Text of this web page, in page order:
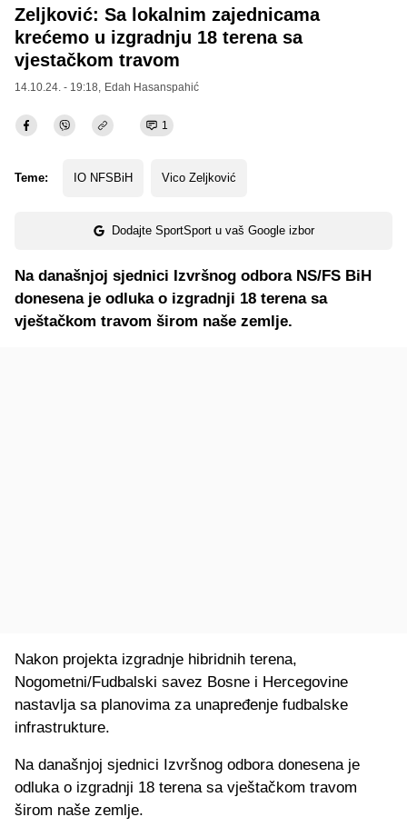
Zeljković: Sa lokalnim zajednicama
krećemo u izgradnju 18 terena sa
vjestačkom travom
14.10.24. - 19:18, Edah Hasanspahić
1
Teme: IO NFSBiH Vico Zeljković
Dodajte SportSport u vaš Google izbor
Na današnjoj sjednici Izvršnog odbora NS/FS BiH
donesena je odluka o izgradnji 18 terena sa
vještačkom travom širom naše zemlje.
Nakon projekta izgradnje hibridnih terena,
Nogometni/Fudbalski savez Bosne i Hercegovine
nastavlja sa planovima za unapređenje fudbalske
infrastrukture.
Na današnjoj sjednici Izvršnog odbora donesena je
odluka o izgradnji 18 terena sa vještačkom travom
širom naše zemlje.